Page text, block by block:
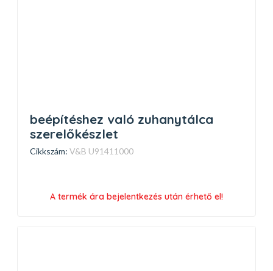
beépítéshez való zuhanytálca
szerelőkészlet
Cikkszám: V&B U91411000
A termék ára bejelentkezés után érhető el!